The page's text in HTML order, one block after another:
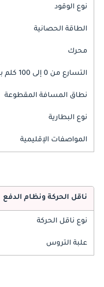
نوع الوقود
الطاقة الحصانية
محرك
التسارع من 0 إلى 100 كلم بالساعة
نطاق المسافة المقطوعة
نوع البطارية
المواصفات الإقليمية
ناقل الحركة ونظام الدفع
نوع ناقل الحركة
علبة التروس